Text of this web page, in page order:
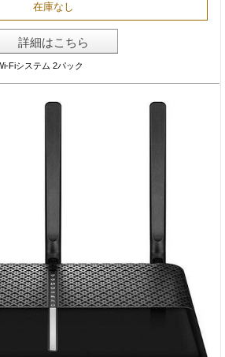
在庫なし
詳細はこちら
Fiシステム 2パック